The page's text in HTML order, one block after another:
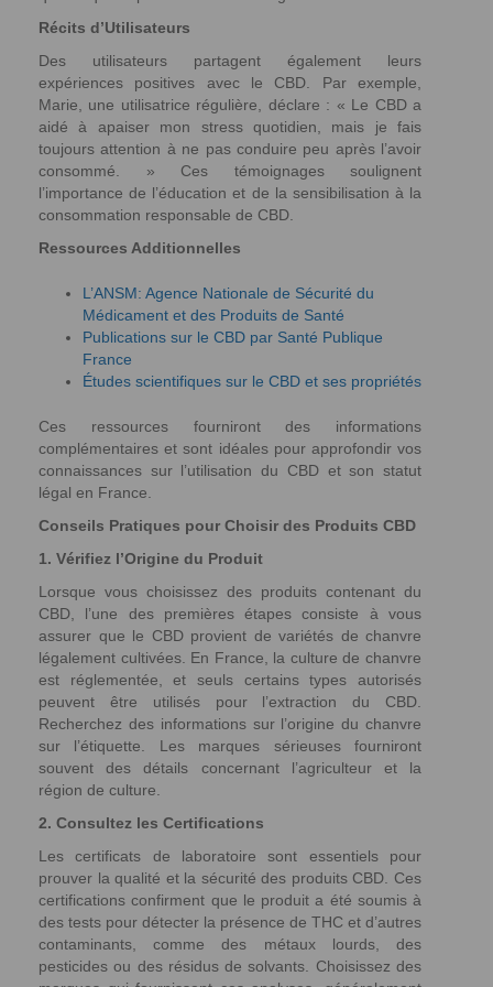
Récits d’Utilisateurs
Des utilisateurs partagent également leurs
expériences positives avec le CBD. Par exemple,
Marie, une utilisatrice régulière, déclare : « Le CBD a
aidé à apaiser mon stress quotidien, mais je fais
toujours attention à ne pas conduire peu après l’avoir
consommé. » Ces témoignages soulignent
l’importance de l’éducation et de la sensibilisation à la
consommation responsable de CBD.
Ressources Additionnelles
L’ANSM: Agence Nationale de Sécurité du
Médicament et des Produits de Santé
Publications sur le CBD par Santé Publique
France
Études scientifiques sur le CBD et ses propriétés
Ces ressources fourniront des informations
complémentaires et sont idéales pour approfondir vos
connaissances sur l’utilisation du CBD et son statut
légal en France.
Conseils Pratiques pour Choisir des Produits CBD
1. Vérifiez l’Origine du Produit
Lorsque vous choisissez des produits contenant du
CBD, l’une des premières étapes consiste à vous
assurer que le CBD provient de variétés de chanvre
légalement cultivées. En France, la culture de chanvre
est réglementée, et seuls certains types autorisés
peuvent être utilisés pour l’extraction du CBD.
Recherchez des informations sur l’origine du chanvre
sur l’étiquette. Les marques sérieuses fourniront
souvent des détails concernant l’agriculteur et la
région de culture.
2. Consultez les Certifications
Les certificats de laboratoire sont essentiels pour
prouver la qualité et la sécurité des produits CBD. Ces
certifications confirment que le produit a été soumis à
des tests pour détecter la présence de THC et d’autres
contaminants, comme des métaux lourds, des
pesticides ou des résidus de solvants. Choisissez des